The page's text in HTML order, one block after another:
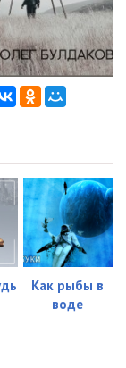
Как рыбы в
воде